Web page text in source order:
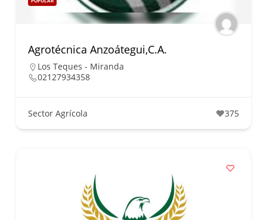
Agrotécnica Anzoátegui,C.A.
Los Teques - Miranda
02127934358
Sector Agrícola 375